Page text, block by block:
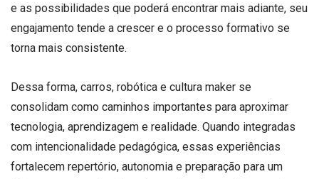
e as possibilidades que poderá encontrar mais adiante, seu
engajamento tende a crescer e o processo formativo se
torna mais consistente.
Dessa forma, carros, robótica e cultura maker se
consolidam como caminhos importantes para aproximar
tecnologia, aprendizagem e realidade. Quando integradas
com intencionalidade pedagógica, essas experiências
fortalecem repertório, autonomia e preparação para um